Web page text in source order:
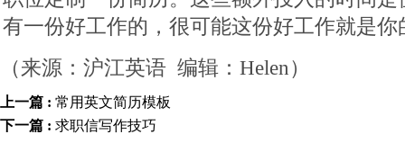
有一份好工作的，很可能这份好工作就是你
（来源：沪江英语 编辑：Helen）
上一篇 : 常用英文简历模板
下一篇 : 求职信写作技巧